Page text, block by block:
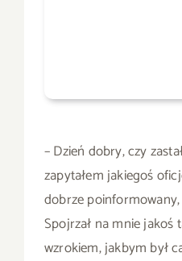
– Dzień dobry, czy
zapytałem jakiegoś
dobrze
Spojrzał na mnie
wzrokiem, jakbym był